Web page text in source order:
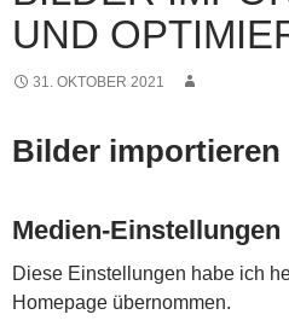
UND
31. OKTOBER 2021
Bilder
Medien-Einstellungen
Diese Einstellungen habe ich
Homepage übernommen.